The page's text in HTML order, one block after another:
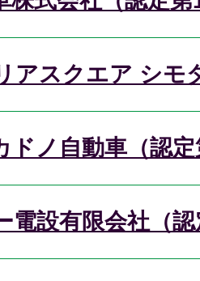
アスクエア シモ
ドノ自動車（認
電設有限会社（